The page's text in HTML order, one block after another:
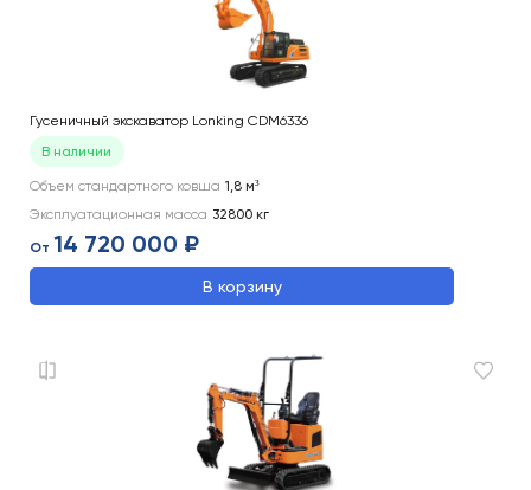
Гусеничный экскаватор Lonking CDM6336
В наличии
Объем стандартного ковша 1,8 м³
Эксплуатационная масса 32800 кг
От 14 720 000 ₽
В корзину